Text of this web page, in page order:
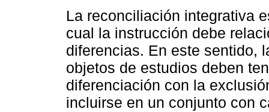
La reconciliación integrativa
cual la instrucción debe
diferencias. En este sentido,
objetos de estudios deben
diferenciación con la
incluirse en un conjunto con